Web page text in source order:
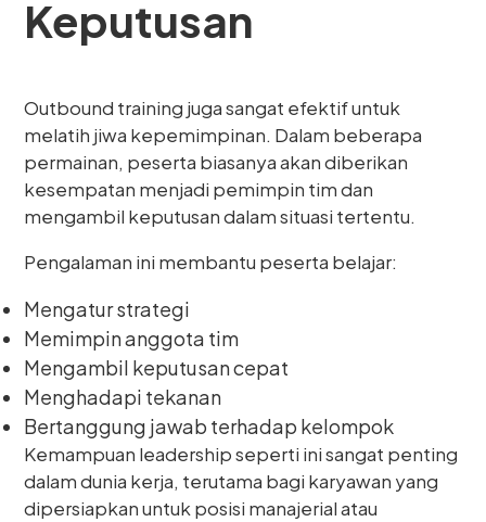
Keputusan
Outbound training juga sangat efektif untuk
melatih jiwa kepemimpinan. Dalam beberapa
permainan, peserta biasanya akan diberikan
kesempatan menjadi pemimpin tim dan
mengambil keputusan dalam situasi tertentu.
Pengalaman ini membantu peserta belajar:
Mengatur strategi
Memimpin anggota tim
Mengambil keputusan cepat
Menghadapi tekanan
Bertanggung jawab terhadap kelompok
Kemampuan leadership seperti ini sangat penting
dalam dunia kerja, terutama bagi karyawan yang
dipersiapkan untuk posisi manajerial atau